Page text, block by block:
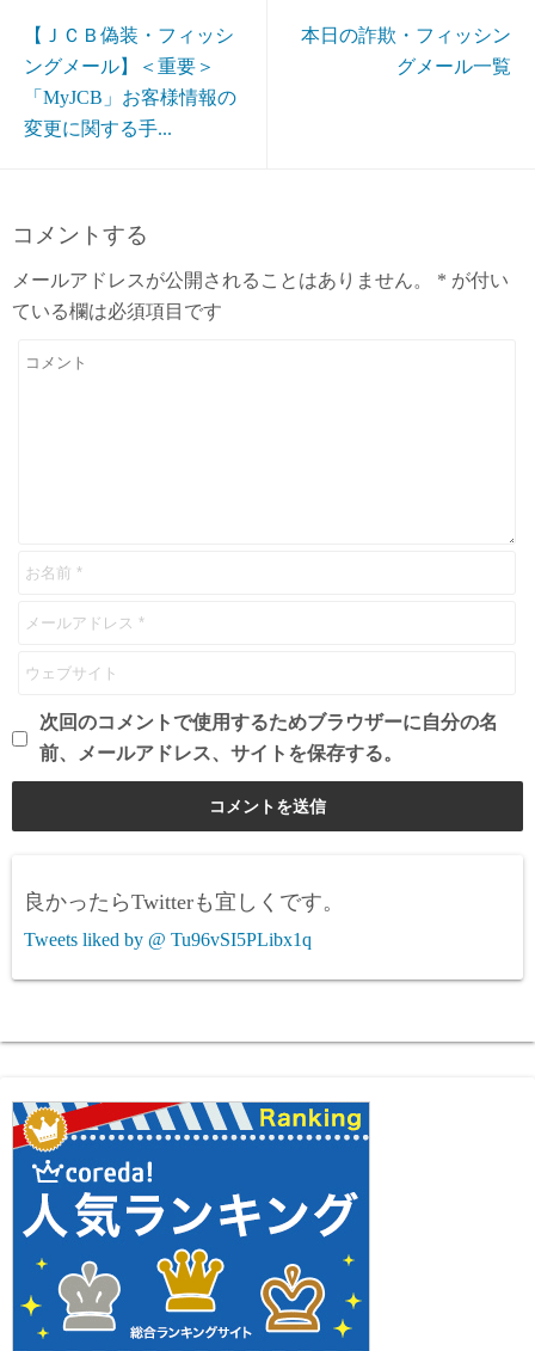
【ＪＣＢ偽装・フィッシ
ングメール】＜重要＞
「MyJCB」お客様情報の
変更に関する手...
本日の詐欺・フィッシン
グメール一覧
コメントする
メールアドレスが公開されることはありません。 * が付い
ている欄は必須項目です
次回のコメントで使用するためブラウザーに自分の名
前、メールアドレス、サイトを保存する。
良かったらTwitterも宜しくです。
Tweets liked by @ Tu96vSI5PLibx1q